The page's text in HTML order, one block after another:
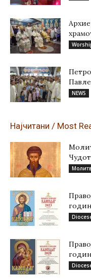
NEWS
Најчитани / Most